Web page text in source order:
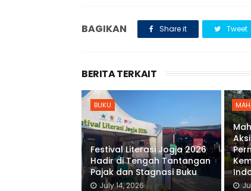
BAGIKAN Share it Tweet
BERITA TERKAIT
BUKU
Festival Literasi Jogja 2026
Hadir di Tengah Tantangan
Pajak dan Stagnasi Buku
July 14, 2026